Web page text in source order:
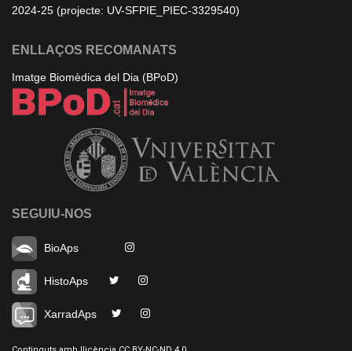
2024-25 (projecte: UV-SFPIE_PIEC-3329540)
ENLLAÇOS RECOMANATS
Imatge Biomèdica del Dia (BPoD)
SEGUIU-NOS
BioAps
HistoAps
XarradAps